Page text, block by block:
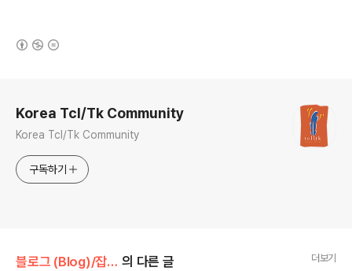
Korea Tcl/Tk Community
Korea Tcl/Tk Community
구독하기
블로그 (Blog)/잡담 (Smalltalk) 의 다른 글 더보기